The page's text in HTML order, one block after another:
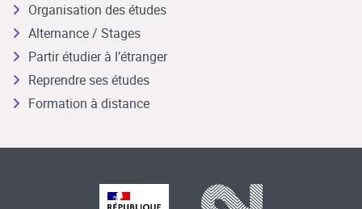
Organisation des études
Alternance / Stages
Partir étudier à l’étranger
Reprendre ses études
Formation à distance